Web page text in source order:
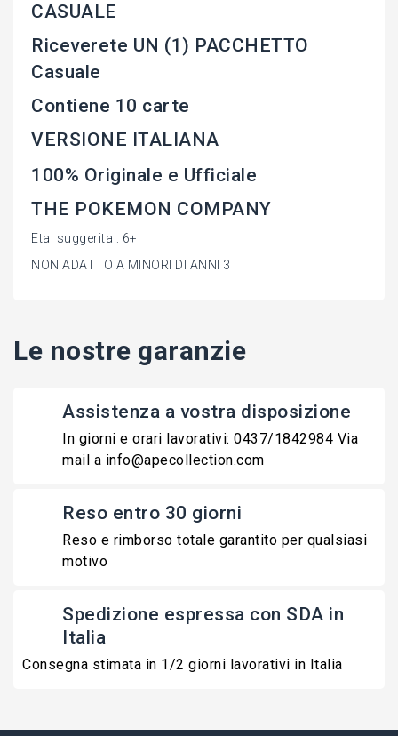
CASUALE
Riceverete UN (1) PACCHETTO
Casuale
Contiene 10 carte
VERSIONE ITALIANA
100% Originale e Ufficiale
THE POKEMON COMPANY
Eta' suggerita : 6+
NON ADATTO A MINORI DI ANNI 3
Le nostre garanzie
Assistenza a vostra disposizione
In giorni e orari lavorativi: 0437/1842984 Via
mail a info@apecollection.com
Reso entro 30 giorni
Reso e rimborso totale garantito per qualsiasi
motivo
Spedizione espressa con SDA in
Italia
Consegna stimata in 1/2 giorni lavorativi in Italia